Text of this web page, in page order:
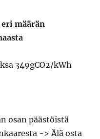
määrän
349gCO2/kWh
osan päästöistä
-> Älä osta